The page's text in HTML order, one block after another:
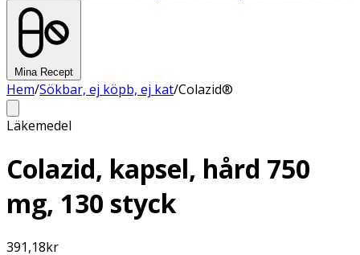
Mina Recept
Hem/Sökbar, ej köpb, ej kat/Colazid®
Läkemedel
Colazid, kapsel, hård 750
mg, 130 styck
391,18kr